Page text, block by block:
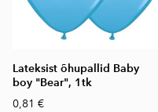
Lateksist õhupallid Baby
boy "Bear", 1tk
0,81 €